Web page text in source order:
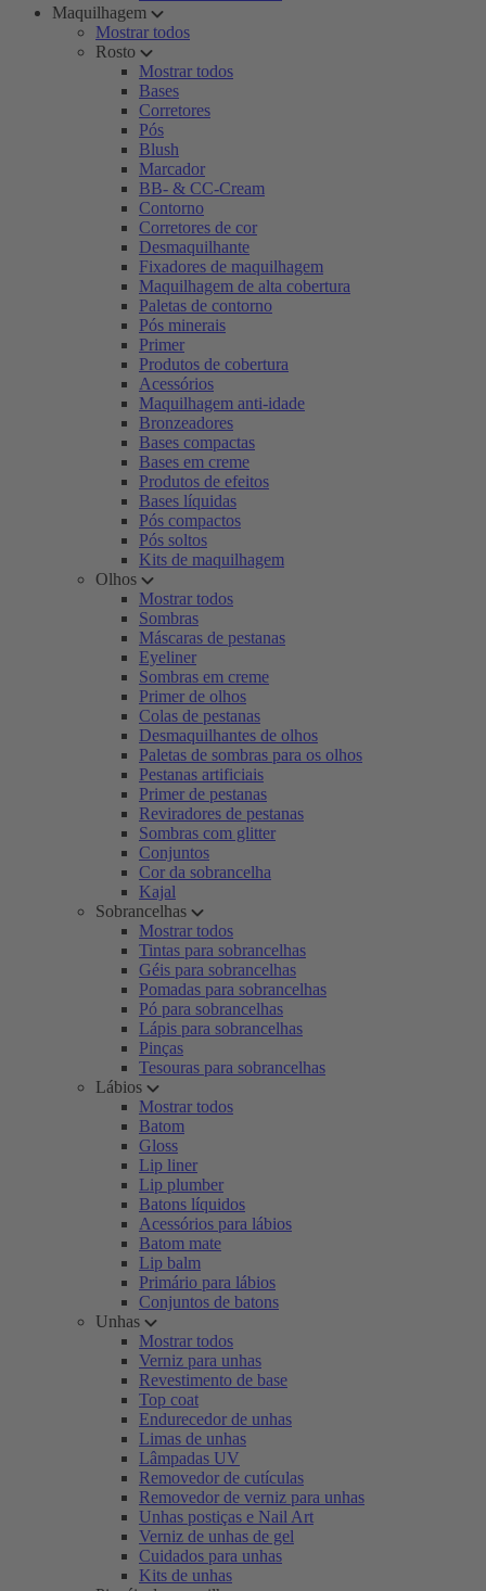
Maquilhagem
Mostrar todos
Rosto
Mostrar todos
Bases
Corretores
Pós
Blush
Marcador
BB- & CC-Cream
Contorno
Corretores de cor
Desmaquilhante
Fixadores de maquilhagem
Maquilhagem de alta cobertura
Paletas de contorno
Pós minerais
Primer
Produtos de cobertura
Acessórios
Maquilhagem anti-idade
Bronzeadores
Bases compactas
Bases em creme
Produtos de efeitos
Bases líquidas
Pós compactos
Pós soltos
Kits de maquilhagem
Olhos
Mostrar todos
Sombras
Máscaras de pestanas
Eyeliner
Sombras em creme
Primer de olhos
Colas de pestanas
Desmaquilhantes de olhos
Paletas de sombras para os olhos
Pestanas artificiais
Primer de pestanas
Reviradores de pestanas
Sombras com glitter
Conjuntos
Cor da sobrancelha
Kajal
Sobrancelhas
Mostrar todos
Tintas para sobrancelhas
Géis para sobrancelhas
Pomadas para sobrancelhas
Pó para sobrancelhas
Lápis para sobrancelhas
Pinças
Tesouras para sobrancelhas
Lábios
Mostrar todos
Batom
Gloss
Lip liner
Lip plumber
Batons líquidos
Acessórios para lábios
Batom mate
Lip balm
Primário para lábios
Conjuntos de batons
Unhas
Mostrar todos
Verniz para unhas
Revestimento de base
Top coat
Endurecedor de unhas
Limas de unhas
Lâmpadas UV
Removedor de cutículas
Removedor de verniz para unhas
Unhas postiças e Nail Art
Verniz de unhas de gel
Cuidados para unhas
Kits de unhas